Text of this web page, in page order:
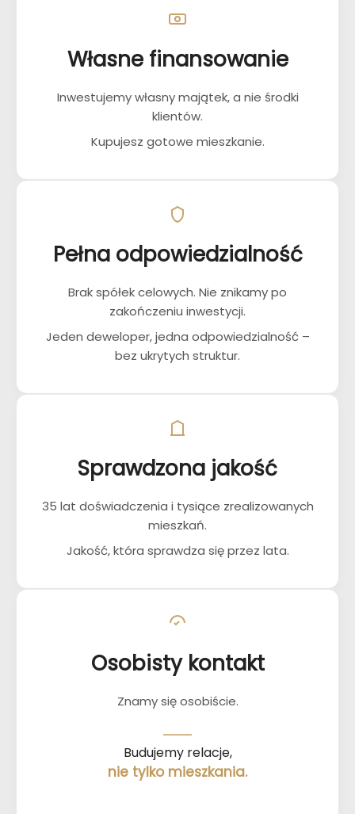
Własne finansowanie
Inwestujemy własny majątek, a nie środki
klientów.
Kupujesz gotowe mieszkanie.
Pełna odpowiedzialność
Brak spółek celowych. Nie znikamy po
zakończeniu inwestycji.
Jeden deweloper, jedna odpowiedzialność –
bez ukrytych struktur.
Sprawdzona jakość
35 lat doświadczenia i tysiące zrealizowanych
mieszkań.
Jakość, która sprawdza się przez lata.
Osobisty kontakt
Znamy się osobiście.
Budujemy relacje,
nie tylko mieszkania.